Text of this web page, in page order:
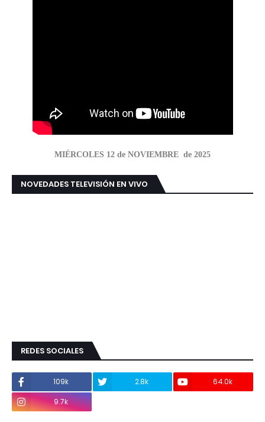
MIÉRCOLES 12 de NOVIEMBRE de 2025
NOVEDADES TELEVISIÓN EN VIVO
REDES SOCIALES
109k 2.8k
64.0k
9.7k